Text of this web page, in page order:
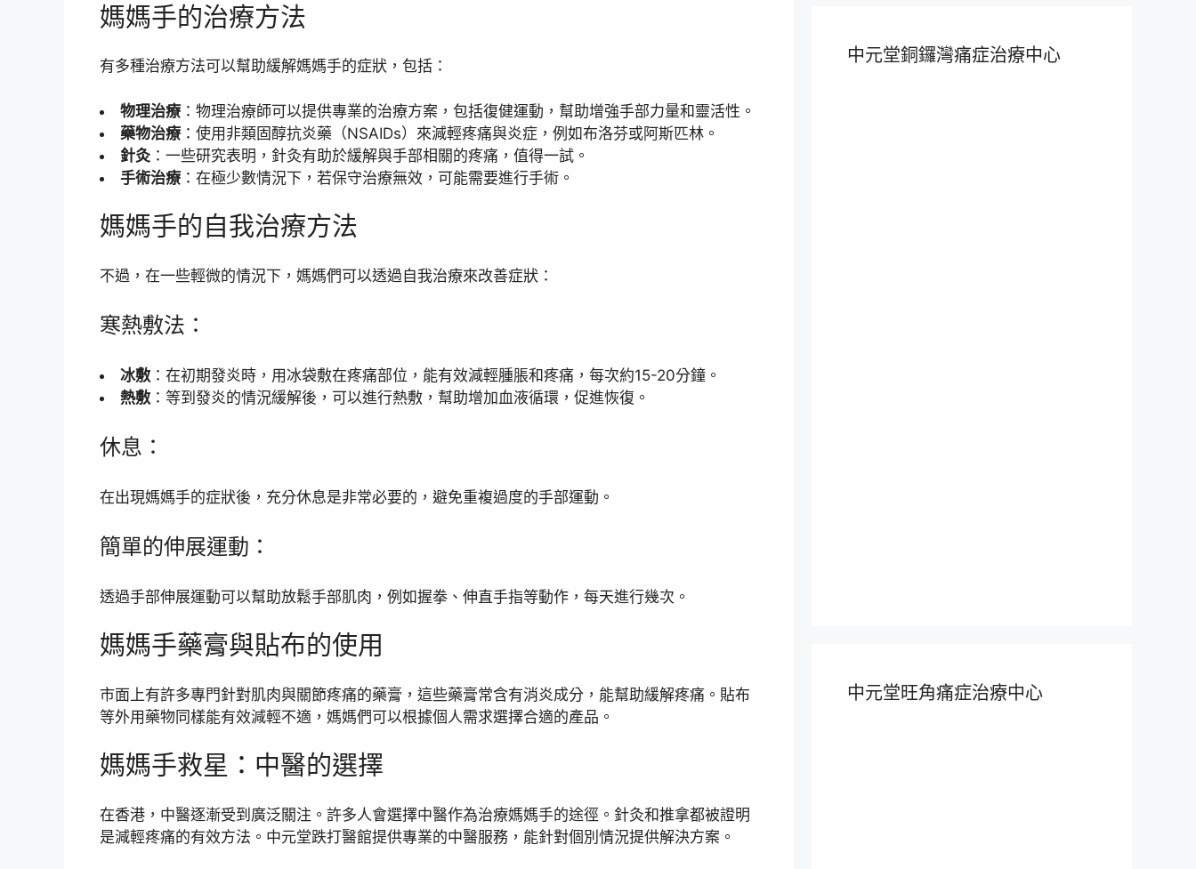
媽媽手的治療方法
有多種治療方法可以幫助緩解媽媽手的症狀，包括：
物理治療：物理治療師可以提供專業的治療方案，包括復健運動，幫助增強手部力量和靈活性。
藥物治療：使用非類固醇抗炎藥（NSAIDs）來減輕疼痛與炎症，例如布洛芬或阿斯匹林。
針灸 ：一些研究表明，針灸有助於緩解與手部相關的疼痛，值得一試。
手術治療：在極少數情況下，若保守治療無效，可能需要進行手術。
媽媽手的自我治療方法
不過，在一些輕微的情況下，媽媽們可以透過自我治療來改善症狀：
寒熱敷法：
冰敷 ：在初期發炎時，用冰袋敷在疼痛部位，能有效減輕腫脹和疼痛，每次約15-20分鐘。
熱敷 ：等到發炎的情況緩解後，可以進行熱敷，幫助增加血液循環，促進恢復。
休息：
在出現媽媽手的症狀後，充分休息是非常必要的，避免重複過度的手部運動。
簡單的伸展運動：
透過手部伸展運動可以幫助放鬆手部肌肉，例如握拳、伸直手指等動作，每天進行幾次。
媽媽手藥膏與貼布的使用
市面上有許多專門針對肌肉與關節疼痛的藥膏，這些藥膏常含有消炎成分，能幫助緩解疼痛。貼布
等外用藥物同樣能有效減輕不適，媽媽們可以根據個人需求選擇合適的產品。
媽媽手救星：中醫的選擇
在香港，中醫逐漸受到廣泛關注。許多人會選擇中醫作為治療媽媽手的途徑。針灸和推拿都被證明
是減輕疼痛的有效方法。中元堂跌打醫館提供專業的中醫服務，能針對個別情況提供解決方案。
中元堂銅鑼灣痛症治療中心
中元堂旺角痛症治療中心